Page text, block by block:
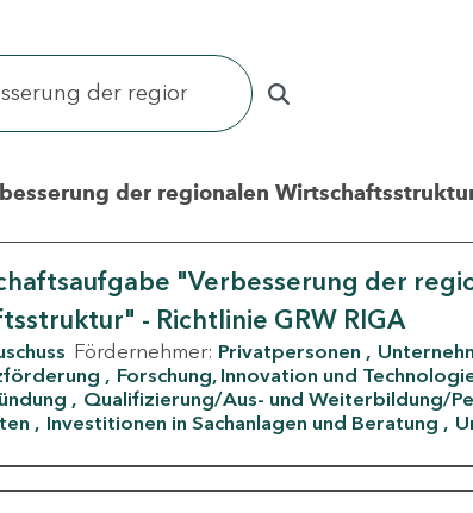
der regionalen
"Verbesserung der
- Richtlinie GRW RIGA
Fördernehmer: Privatpersonen
Forschung, Innovation und
Qualifizierung/Aus- und Weiterbildung/
Investitionen in Sachanlagen und Beratung